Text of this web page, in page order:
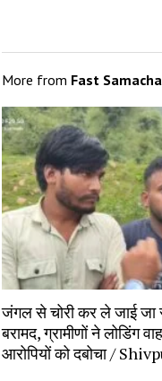
More from Fast
जंगल से चोरी कर ले जाई जा
बरामद, ग्रामीणों ने लोडिंग
आरोपियों को दबोचा /